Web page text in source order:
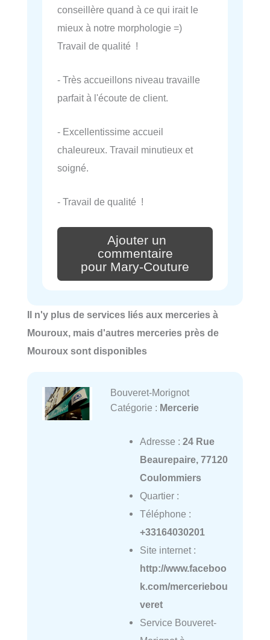
conseillère quand à ce qui irait le
mieux à notre morphologie =)
Travail de qualité !
- Très accueillons niveau travaille
parfait à l'écoute de client.
- Excellentissime accueil
chaleureux. Travail minutieux et
soigné.
- Travail de qualité !
Ajouter un
commentaire
pour Mary-Couture
Il n'y plus de services liés aux merceries à
Mouroux, mais d'autres merceries près de
Mouroux sont disponibles
Bouveret-Morignot
Catégorie : Mercerie
Adresse : 24 Rue
Beaurepaire, 77120
Coulommiers
Quartier :
Téléphone :
+33164030201
Site internet :
http://www.faceboo
k.com/merceriebou
veret
Service Bouveret-